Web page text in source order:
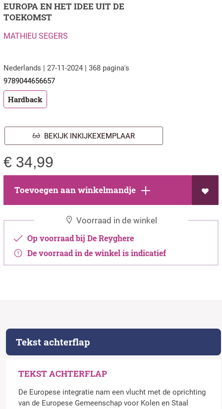
EUROPA EN HET IDEE UIT DE
TOEKOMST
MATHIEU SEGERS
Nederlands | 27-11-2024 | 368 pagina's
9789044656657
Hardback
BEKIJK INKIJKEXEMPLAAR
€ 34,99
Toevoegen aan winkelmandje
Voorraad in de winkel
Op voorraad bij De Reyghere
De voorraad in de winkel is indicatief
Tekst achterflap
TEKST ACHTERFLAP
De Europese integratie nam een vlucht met de oprichting
van de Europese Gemeenschap voor Kolen en Staal